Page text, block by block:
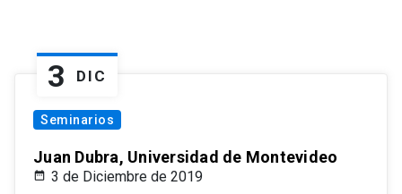
3 DIC
Seminarios
Juan Dubra, Universidad de Montevideo
3 de Diciembre de 2019